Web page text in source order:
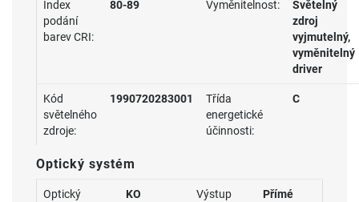
Index
podání
barev CRI:
80-89 Vyměnitelnost:
Světelný
zdroj
vyjmutelný,
vyměnitelný
driver
Kód
světelného
zdroje:
1990720283001
Třída
energetické
účinnosti:
C
Optický systém
Optický
KO
Výstup
Přímé